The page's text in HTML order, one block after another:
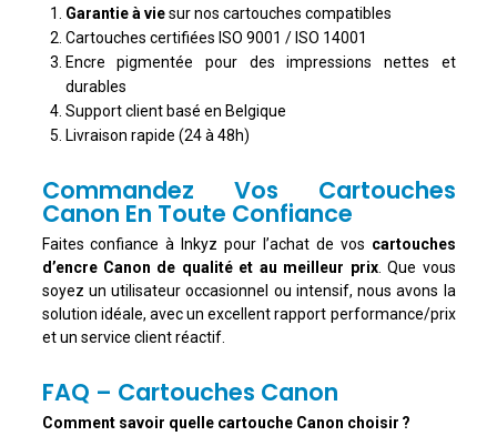
Garantie à viesur nos cartouches compatibles
Cartouches certifiées ISO 9001 / ISO 14001
Encre pigmentée pour des impressions nettes et
durables
Support client basé en Belgique
Livraison rapide (24 à 48h)
Commandez Vos Cartouches
Canon En Toute Confiance
Faites confiance à Inkyz pour l’achat de vos cartouches
d’encre Canon de qualité et au meilleur prix. Que vous
soyez un utilisateur occasionnel ou intensif, nous avons la
solution idéale, avec un excellent rapport performance/prix
et un service client réactif.
FAQ – Cartouches Canon
Comment savoir quelle cartouche Canon choisir ?